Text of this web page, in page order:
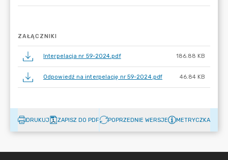
ZAŁĄCZNIKI
Interpelacja nr 59-2024.pdf 186.88 KB
Odpowiedź na interpelację nr 59-2024.pdf 46.84 KB
DRUKUJ ZAPISZ DO PDF POPRZEDNIE WERSJE METRYCZKA